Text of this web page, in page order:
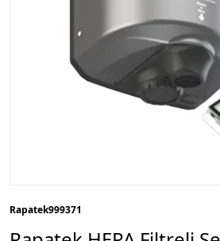
Rapatek999371